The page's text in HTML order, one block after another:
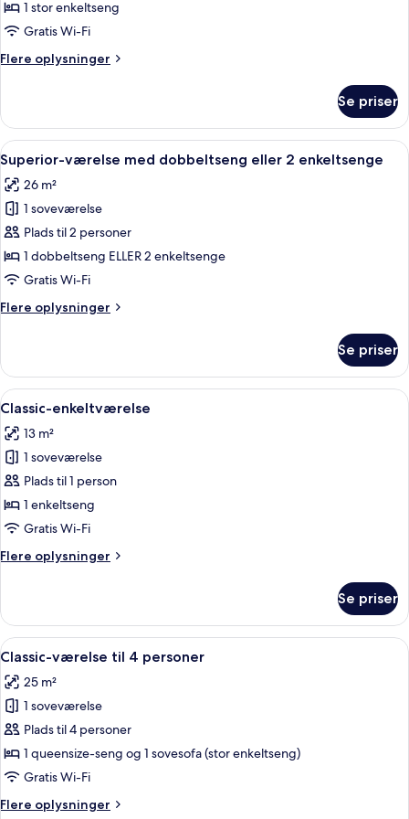
dobbeltværelse
1 stor enkeltseng
Gratis Wi-Fi
Flere oplysninger
Flere
dobbeltværelse
Se priser
Indlæs
alle
billeder
af
Superior-
værelse
med
eller
Et hotelværelse med seng,
3
Superior-værelse med dobbeltseng eller 2 enkeltsenge
26 m²
1 soveværelse
Plads til 2 personer
1 dobbeltseng ELLER 2 enkeltsenge
Gratis Wi-Fi
Flere oplysninger
Flere
værelse
med
dobbeltseng
2
enkeltsenge
Se priser
Indlæs
alle
billeder
af
Classic-
enkeltværelse
Et hotelværelse med en seng, et
2
Classic-enkeltværelse
13 m²
1 soveværelse
Plads til 1 person
1 enkeltseng
Gratis Wi-Fi
Flere oplysninger
Flere
enkeltværelse
Se priser
Indlæs
alle
billeder
af
Classic-
værelse
til
Et hotelværelse med to senge, et
2
Classic-værelse til 4 personer
25 m²
1 soveværelse
Plads til 4 personer
1 queensize-seng og 1 sovesofa (stor enkeltseng)
Gratis Wi-Fi
Flere oplysninger
Flere